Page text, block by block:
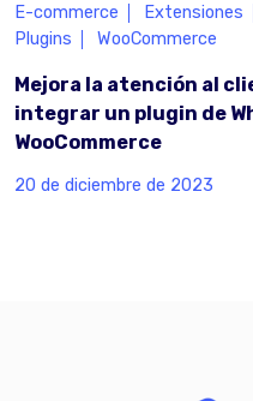
E-commerce Extensiones
Plugins
WooCommerce
Mejora la atención al
integrar un plugin de
WooCommerce
20 de diciembre de 2023